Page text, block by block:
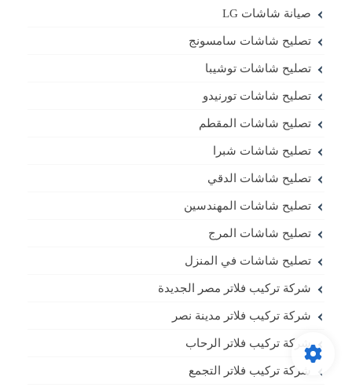
صيانة شاشات LG
تصليح شاشات سامسونج
تصليح شاشات توشيبا
تصليح شاشات تورنيدو
تصليح شاشات المقطم
تصليح شاشات شبرا
تصليح شاشات الدقي
تصليح شاشات المهندسين
تصليح شاشات المرج
تصليح شاشات في المنزل
شركة تركيب فلاتر مصر الجديدة
شركة تركيب فلاتر مدينة نصر
شركة تركيب فلاتر الرحاب
شركة تركيب فلاتر التجمع